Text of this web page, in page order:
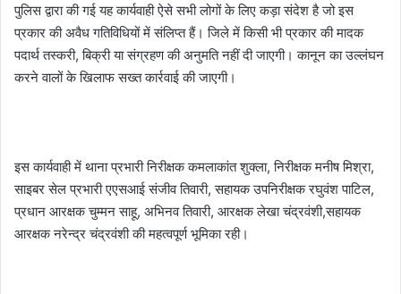
पुलिस द्वारा की गई यह कार्यवाही ऐसे सभी लोगों के लिए कड़ा संदेश है जो इस
प्रकार की अवैध गतिविधियों में संलिप्त हैं। जिले में किसी भी प्रकार की मादक
पदार्थ तस्करी, बिक्री या संग्रहण की अनुमति नहीं दी जाएगी। कानून का उल्लंघन
करने वालों के खिलाफ सख्त कार्रवाई की जाएगी।
इस कार्यवाही में थाना प्रभारी निरीक्षक कमलाकांत शुक्ला, निरीक्षक मनीष मिश्रा,
साइबर सेल प्रभारी एएसआई संजीव तिवारी, सहायक उपनिरीक्षक रघुवंश पाटिल,
प्रधान आरक्षक चुम्मन साहू, अभिनव तिवारी, आरक्षक लेखा चंद्रवंशी,सहायक
आरक्षक नरेन्द्र चंद्रवंशी की महत्वपूर्ण भूमिका रही।